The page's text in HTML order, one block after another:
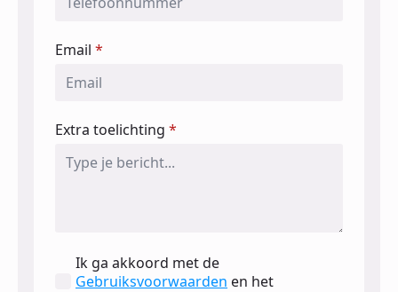
Email *
Extra toelichting *
Ik ga akkoord met de
Gebruiksvoorwaarden en het